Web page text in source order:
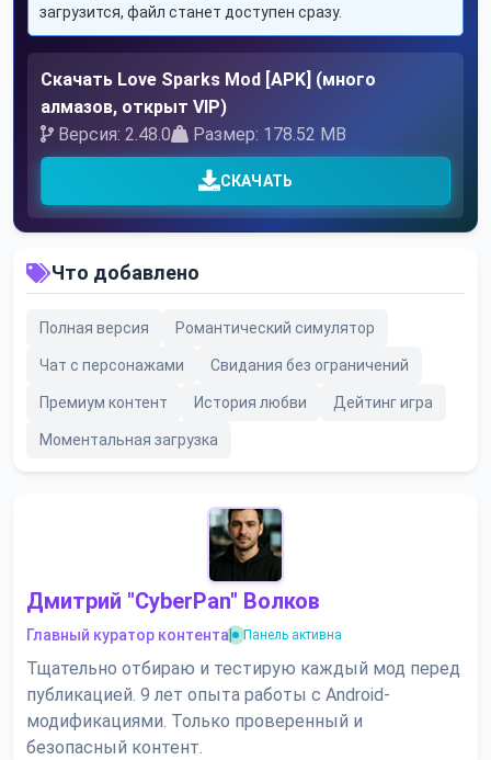
загрузится, файл станет доступен сразу.
Скачать Love Sparks Mod [APK] (много
алмазов, открыт VIP)
Версия: 2.48.0
Размер: 178.52 MB
СКАЧАТЬ
Что добавлено
Полная версия Романтический симулятор
Чат с персонажами Свидания без ограничений
Премиум контент История любви Дейтинг игра
Моментальная загрузка
Дмитрий "CyberPan" Волков
Главный куратор контента Панель активна
Тщательно отбираю и тестирую каждый мод перед
публикацией. 9 лет опыта работы с Android-
модификациями. Только проверенный и
безопасный контент.